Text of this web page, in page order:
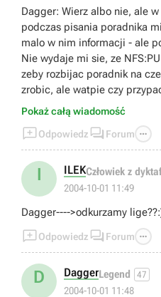
Dagger: Wierz albo nie, ale
podczas pisania poradnika
malo w nim informacji - ale
Nie wydaje mi sie, ze
zeby rozbijac poradnik na
zrobic, ale watpie czy
gustu.
A jesli chodzi o znajomosc
Industrielle sa opisane skroty
Factory Driver, jezeli scigasz
8 trybu Junior Test Driver);
wymienic wszystkie mozliwe
dysponowac szczegolowa
poradniku, niestety takowej
skroty sa opisane w opisie
Pokaż całą wiadomość
Odpowiedz  Forum 
I ILEKCzłowiek z
2004-10-01 11:49
Dagger---->odkurzamy
Odpowiedz  Forum 
D DaggerLegend 47
2004-10-01 11:48